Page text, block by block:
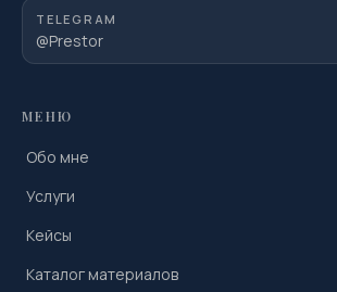
TELEGRAM
@Prestor
МЕНЮ
Обо мне
Услуги
Кейсы
Каталог материалов